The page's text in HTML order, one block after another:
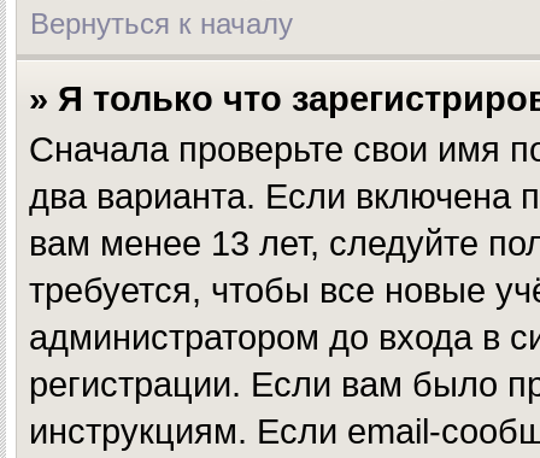
Вернуться к началу
» Я только что
Сначала проверьте свои имя
два варианта. Если включена
вам менее 13 лет, следуйте
требуется, чтобы все новые
администратором до входа в
регистрации. Если вам было
инструкциям. Если email-